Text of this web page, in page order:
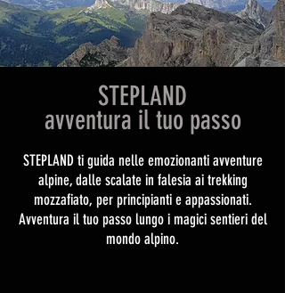
STEPLAND
avventura il tuo passo
STEPLAND ti guida nelle emozionanti avventure
alpine, dalle scalate in falesia ai trekking
mozzafiato, per principianti e appassionati.
Avventura il tuo passo lungo i magici sentieri del
mondo alpino.